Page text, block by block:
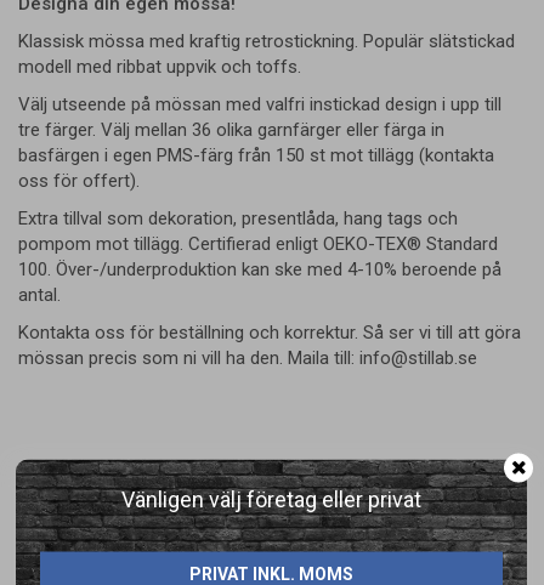
Vänligen välj företag eller privat
PRIVAT INKL. MOMS
Klassisk mössa med kraftig retrostickning. Populär slätstickad
modell med ribbat uppvik och toffs.
Välj utseende på mössan med valfri instickad design i upp till
tre färger. Välj mellan 36 olika garnfärger eller färga in
basfärgen i egen PMS-färg från 150 st mot tillägg (kontakta
oss för offert).
Extra tillval som dekoration, presentlåda, hang tags och
pompom mot tillägg. Certifierad enligt OEKO-TEX® Standard
100. Över-/underproduktion kan ske med 4-10% beroende på
antal.
Kontakta oss för beställning och korrektur. Så ser vi till att göra
mössan precis som ni vill ha den. Maila till: info@stillab.se